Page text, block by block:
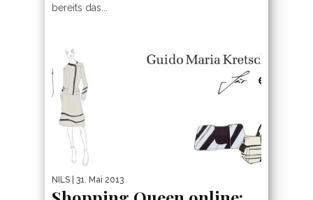
bereits das...
NILS | 31. Mai 2013